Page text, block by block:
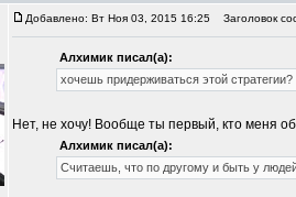
Добавлено: Вт Ноя 03, 2015 16:25 Заголовок
Алхимик писал(а):
хочешь придерживаться этой стратегии?
Нет, не хочу! Вообще ты первый, кто меня
Алхимик писал(а):
Считаешь, что по другому и быть у